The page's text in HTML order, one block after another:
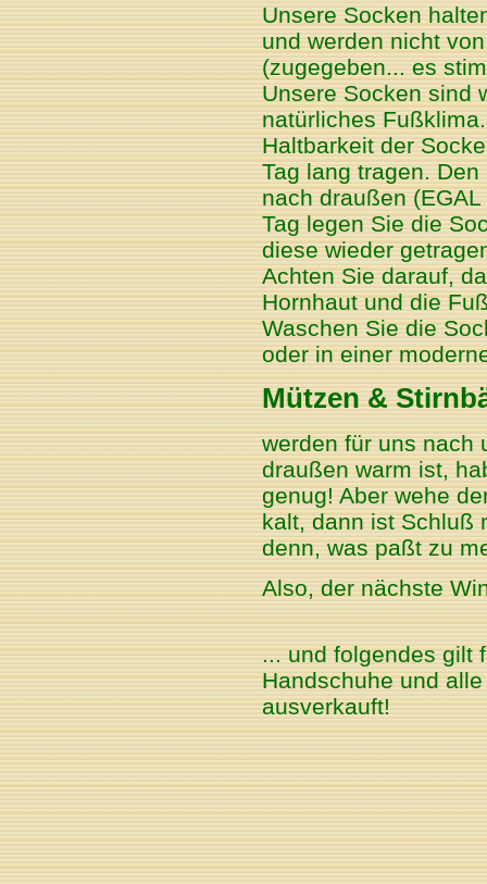
Unsere Socken
und werden nicht
(zugegeben... es
Unsere Socken sind
natürliches
Haltbarkeit der
Tag lang tragen.
nach draußen
Tag legen Sie die
diese wieder
Achten Sie darauf,
Hornhaut und die
Waschen Sie die
oder in einer
Mützen &
werden für uns nach
draußen warm ist,
genug! Aber wehe
kalt, dann ist Schluß
denn, was paßt zu
Also, der nächste
... und folgendes gilt
Handschuhe und
ausverkauft!